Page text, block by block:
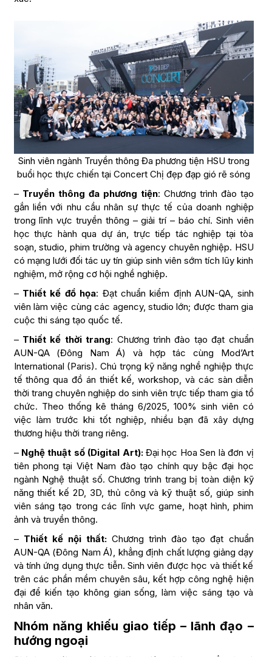
Sinh viên ngành Truyền thông Đa phương tiện HSU trong
buổi học thực chiến tại Concert Chị đẹp đạp gió rẽ sóng
– Truyền thông đa phương tiện: Chương trình đào tạo
gắn liền với nhu cầu nhân sự thực tế của doanh nghiệp
trong lĩnh vực truyền thông – giải trí – báo chí. Sinh viên
học thực hành qua dự án, trực tiếp tác nghiệp tại tòa
soạn, studio, phim trường và agency chuyên nghiệp. HSU
có mạng lưới đối tác uy tín giúp sinh viên sớm tích lũy kinh
nghiệm, mở rộng cơ hội nghề nghiệp.
– Thiết kế đồ họa: Đạt chuẩn kiểm định AUN-QA, sinh
viên làm việc cùng các agency, studio lớn; được tham gia
cuộc thi sáng tạo quốc tế.
– Thiết kế thời trang: Chương trình đào tạo đạt chuẩn
AUN-QA (Đông Nam Á) và hợp tác cùng Mod’Art
International (Paris). Chú trọng kỹ năng nghề nghiệp thực
tế thông qua đồ án thiết kế, workshop, và các sàn diễn
thời trang chuyên nghiệp do sinh viên trực tiếp tham gia tổ
chức. Theo thống kê tháng 6/2025, 100% sinh viên có
việc làm trước khi tốt nghiệp, nhiều bạn đã xây dựng
thương hiệu thời trang riêng.
– Nghệ thuật số (Digital Art):Đại học Hoa Sen là đơn vị
tiên phong tại Việt Nam đào tạo chính quy bậc đại học
ngành Nghệ thuật số. Chương trình trang bị toàn diện kỹ
năng thiết kế 2D, 3D, thủ công và kỹ thuật số, giúp sinh
viên sáng tạo trong các lĩnh vực game, hoạt hình, phim
ảnh và truyền thông.
– Thiết kế nội thất:Chương trình đào tạo đạt chuẩn
AUN-QA (Đông Nam Á), khẳng định chất lượng giảng dạy
và tính ứng dụng thực tiễn. Sinh viên được học và thiết kế
trên các phần mềm chuyên sâu, kết hợp công nghệ hiện
đại để kiến tạo không gian sống, làm việc sáng tạo và
nhân văn.
Nhóm năng khiếu giao tiếp – lãnh đạo –
hướng ngoại